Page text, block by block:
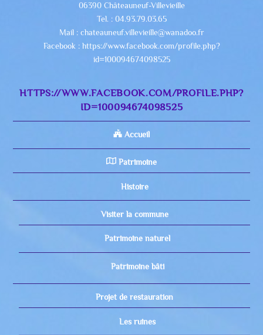
06390 Châteauneuf-Villevieille
Tel. : 04.93.79.03.65
Mail : chateauneuf.villevieille@wanadoo.fr
Facebook : https://www.facebook.com/profile.php?
id=100094674098525
HTTPS://WWW.FACEBOOK.COM/PROFILE.PHP?
ID=100094674098525
Accueil
Patrimoine
Histoire
Visiter la commune
Patrimoine naturel
Patrimoine bâti
Projet de restauration
Les ruines